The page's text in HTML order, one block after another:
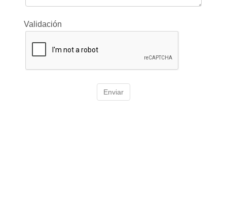
Validación